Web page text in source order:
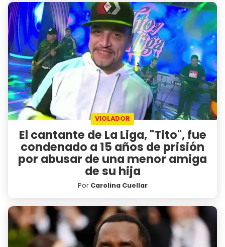
VIOLADOR
El cantante de La Liga, "Tito", fue
condenado a 15 años de prisión
por abusar de una menor amiga
de su hija
Por Carolina Cuellar